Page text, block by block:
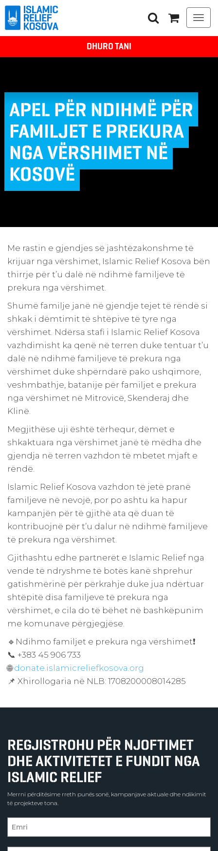
DHURO TANI
APEL PËR NDIHMË PËR
FAMILJET E PREKURA
NGA VËRSHIMET NË
KOSOVË
Me rastin e gjendjes së jashtëzakonshme të
krijuar nga vërshimet, Islamic Relief Kosova bën
thirrje për t’u dalë në ndihmë familjeve të
prekura nga vërshimet.
Shumë familje janë në gjendje tejet të rëndë si
shkak i dëmtimit të shtëpive të tyre nga
vërshimet. Ndërsa stafi i Islamic Relief Kosova
vazhdimisht ka qenë në terren duke tentuar t’u
dalë në ndihmë familjeve të prekura nga
vërshimet duke shpërndarë pako ushqimore,
veshmbathje, batanije për familjet e prekura
nga vërshimet në Mitrovicë, Skenderaj dhe
Klinë.
Megjithëse uji është tërhequr, dëmet e
shkaktuara nga vërshimet janë të mëdha dhe
gjendja në terren vazhdon të mbetet mjaft e
rëndë.
Islamic Relief Kosova vazhdon të jetë pranë
familjeve në nevojë, por po ashtu ka hapur
kampanjën për të gjithë ata që duan të
kontribuojnë për t’u dalur në ndihmë familjeve
të prekura nga vërshimet.
Gjithashtu edhe partnerët e Islamic Relief nga
vende të ndryshme të botës kanë shprehur
gatishmërinë për përkrahje duke jua ndërtuar
shtëpitë disa familjeve të prekura nga
vërshimet, e cila do të bëhet në bashkëpunim
me komunave përgjegjëse.
🔹Ndihmo familjet e prekura nga vërshimet❗️
📞 +383 45 906 733
🌐donate.islamicreliefkosova.org
📌 Xhirollogaria në NLB: 1708200008014285
REGJISTROHU PËR NJOFTIMET
DHE AKTIVITETET E FUNDIT NGA
ISLAMIC RELIEF
Merrni përditësime rreth punës sonë, kampanjave aktuale dhe ndikimit
të projekteve tona.